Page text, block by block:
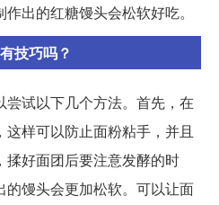
出的红糖馒头会松软好吃。
技巧吗？
试以下几个方法。首先，在
样可以防止面粉粘手，并且
好面团后要注意发酵的时
的馒头会更加松软。可以让面